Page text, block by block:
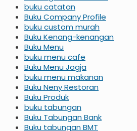
buku catatan
Buku Company Profile
buku custom murah
Buku Kenang-kenangan
Buku Menu
buku menu cafe
Buku Menu Jogja
buku menu makanan
Buku Neny Restoran
Buku Produk
buku tabungan
Buku Tabungan Bank
Buku tabungan BMT